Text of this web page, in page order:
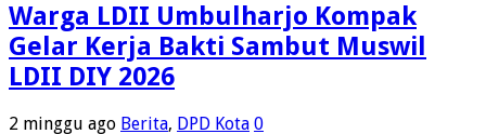
Warga LDII Umbulharjo Kompak
Gelar Kerja Bakti Sambut Muswil
LDII DIY 2026
2 minggu ago Berita, DPD Kota 0